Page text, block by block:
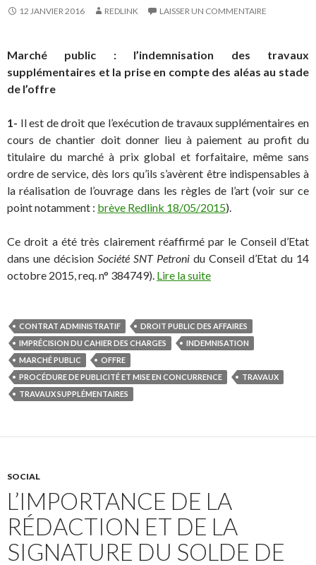
12 JANVIER 2016 REDLINK LAISSER UN COMMENTAIRE
Marché public : l’indemnisation des travaux
supplémentaires et la prise en compte des aléas au stade
de l’offre
1- Il est de droit que l’exécution de travaux supplémentaires en
cours de chantier doit donner lieu à paiement au profit du
titulaire du marché à prix global et forfaitaire, même sans
ordre de service, dès lors qu’ils s’avèrent être indispensables à
la réalisation de l’ouvrage dans les règles de l’art (voir sur ce
point notamment : brève Redlink 18/05/2015).
Ce droit a été très clairement réaffirmé par le Conseil d’Etat
dans une décision Société SNT Petroni du Conseil d’Etat du 14
octobre 2015, req. n° 384749). Lire la suite
CONTRAT ADMINISTRATIF
DROIT PUBLIC DES AFFAIRES
IMPRÉCISION DU CAHIER DES CHARGES
INDEMNISATION
MARCHÉ PUBLIC
OFFRE
PROCÉDURE DE PUBLICITÉ ET MISE EN CONCURRENCE
TRAVAUX
TRAVAUX SUPPLÉMENTAIRES
SOCIAL
L’IMPORTANCE DE LA
RÉDACTION ET DE LA
SIGNATURE DU SOLDE DE